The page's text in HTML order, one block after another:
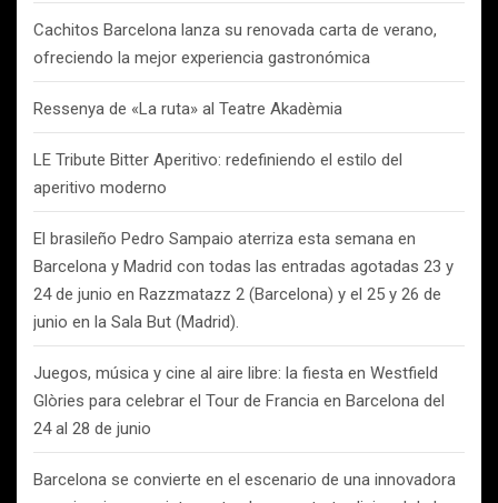
Cachitos Barcelona lanza su renovada carta de verano,
ofreciendo la mejor experiencia gastronómica
Ressenya de «La ruta» al Teatre Akadèmia
LE Tribute Bitter Aperitivo: redefiniendo el estilo del
aperitivo moderno
El brasileño Pedro Sampaio aterriza esta semana en
Barcelona y Madrid con todas las entradas agotadas 23 y
24 de junio en Razzmatazz 2 (Barcelona) y el 25 y 26 de
junio en la Sala But (Madrid).
Juegos, música y cine al aire libre: la fiesta en Westfield
Glòries para celebrar el Tour de Francia en Barcelona del
24 al 28 de junio
Barcelona se convierte en el escenario de una innovadora